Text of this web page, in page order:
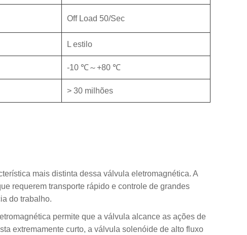
Off Load 50/Sec
L estilo
-10 ℃～+80 ℃
> 30 milhões
mais distinta dessa válvula eletromagnética. A
requerem transporte rápido e controle de grandes
do trabalho.
permite que a válvula alcance as ações de
extremamente curto, a válvula solenóide de alto fluxo